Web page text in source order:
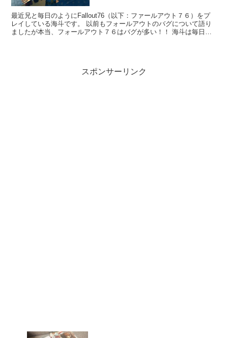
最近兄と毎日のようにFallout76（以下：ファールアウト７６）をプ
レイしている海斗です。 以前もフォールアウトのバグについて語り
ましたが本当、フォールアウト７６はバグが多い！！ 海斗は毎日兄
スポンサーリンク